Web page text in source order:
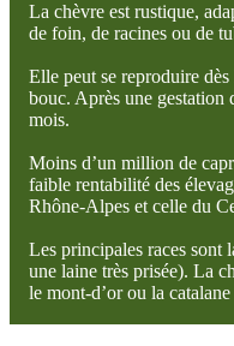
La chèvre est rustique,
de foin, de racines ou de
Elle peut se reproduire
bouc. Après une gestation
mois.
Moins d’un million de
faible rentabilité des
Rhône-Alpes et celle du
Les principales races sont
une laine très prisée). La
le mont-d’or ou la